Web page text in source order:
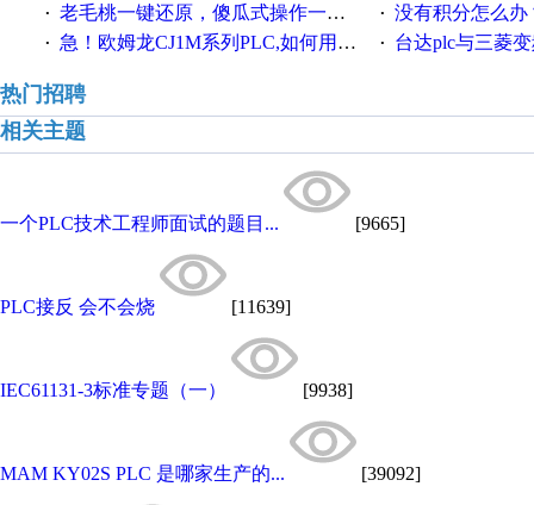
· 老毛桃一键还原，傻瓜式操作一键轻松备份还原；程序为向导式安装，一键即可实现自动备份或还原系统。 · 没有积分怎么办
· 急！欧姆龙CJ1M系列PLC,如何用时间控制变频器。要求时间在组态王中可以自由输入！拜托各位大神了！ · 台达plc与三菱
热门招聘
相关主题
一个PLC技术工程师面试的题目... [9665]
PLC接反 会不会烧 [11639]
IEC61131-3标准专题（一） [9938]
MAM KY02S PLC 是哪家生产的... [39092]